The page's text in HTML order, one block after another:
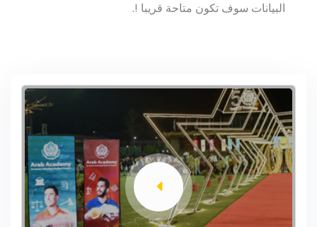
البيانات سوف تكون متاحة قريبا !.